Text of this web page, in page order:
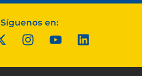
Síguenos en: